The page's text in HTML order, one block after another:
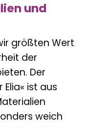
und
größten Wert
der
Der
Elia« ist aus
weich